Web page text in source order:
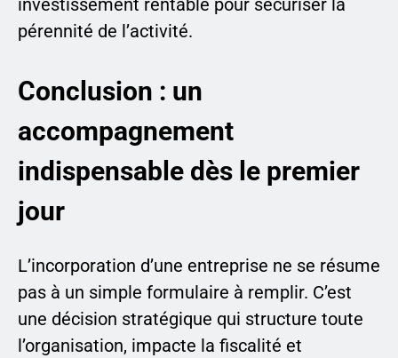
pérennité de l’activité.
Conclusion : un
accompagnement
indispensable dès le premier
jour
L’incorporation d’une entreprise ne se résume
pas à un simple formulaire à remplir. C’est
une décision stratégique qui structure toute
l’organisation, impacte la fiscalité et